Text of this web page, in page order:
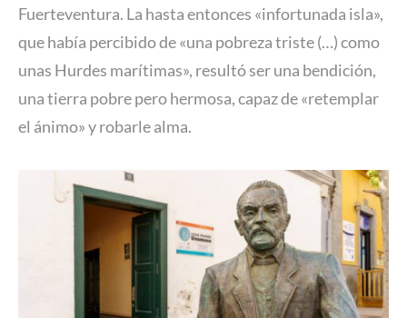
Fuerteventura. La hasta entonces «infortunada isla»,
que había percibido de «una pobreza triste (…) como
unas Hurdes marítimas», resultó ser una bendición,
una tierra pobre pero hermosa, capaz de «retemplar
el ánimo» y robarle alma.